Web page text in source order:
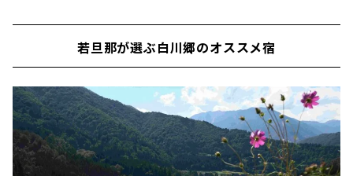
若旦那が選ぶ白川郷のオススメ宿